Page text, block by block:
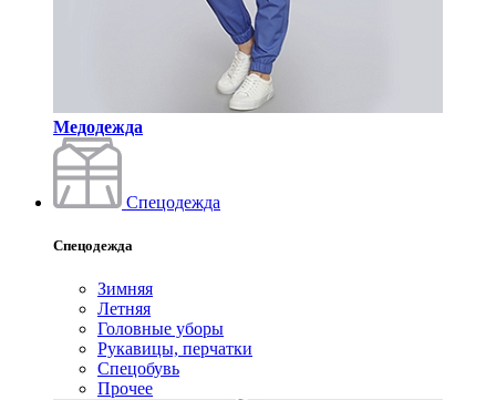
Медодежда
Спецодежда
Спецодежда
Зимняя
Летняя
Головные уборы
Рукавицы, перчатки
Спецобувь
Прочее